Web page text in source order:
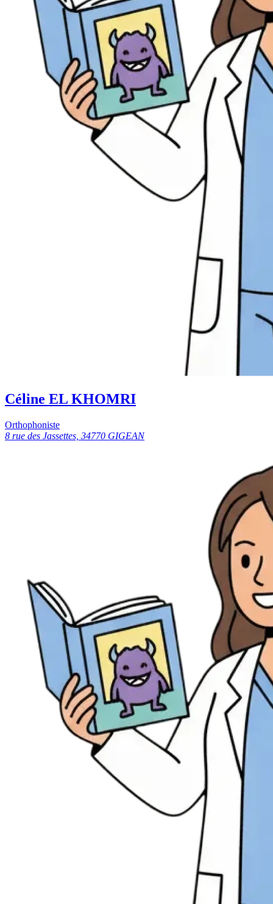
Céline EL KHOMRI
Orthophoniste
8 rue des Jassettes, 34770 GIGEAN